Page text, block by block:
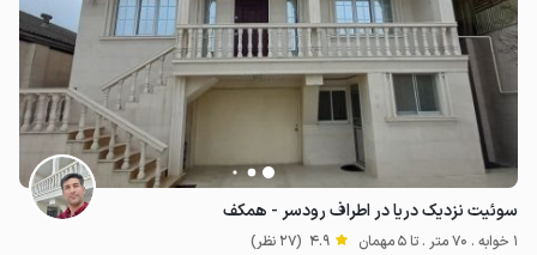
سوئیت نزدیک دریا در اطراف رودسر - همکف
1 خوابه . 70 متر . تا 5 مهمان 4.9 (27 نظر)